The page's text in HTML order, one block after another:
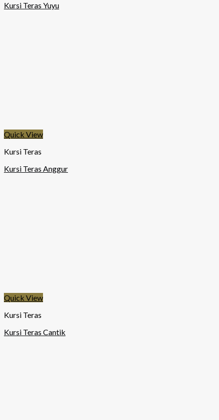
Kursi Teras Yuyu
Quick View
Kursi Teras
Kursi Teras Anggur
Quick View
Kursi Teras
Kursi Teras Cantik